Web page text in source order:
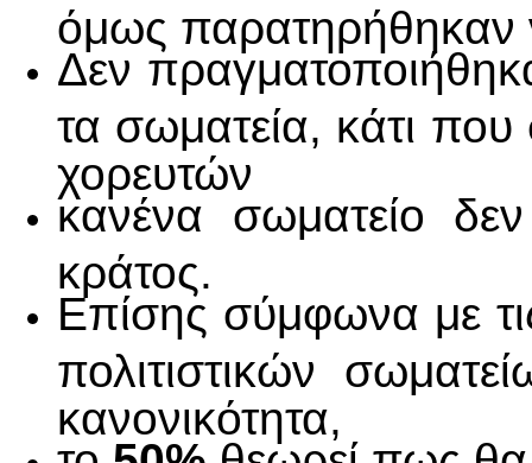
όμως παρατηρήθηκαν
Δεν
τα σωματεία, κάτι
χορευτών
κανένα σωματείο
κράτος.
Επίσης σύμφωνα με
πολιτιστικών
κανονικότητα,